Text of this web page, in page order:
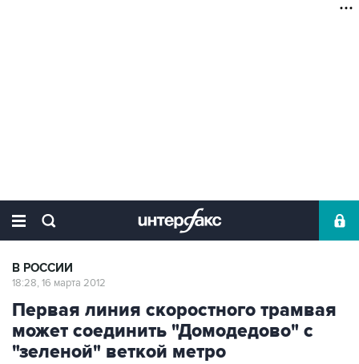
В РОССИИ
18:28, 16 марта 2012
Первая линия скоростного трамвая
может соединить "Домодедово" с
"зеленой" веткой метро